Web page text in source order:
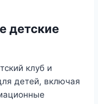
детские
клуб и
детей, включая